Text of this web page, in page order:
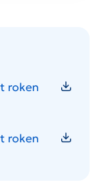
roken
roken